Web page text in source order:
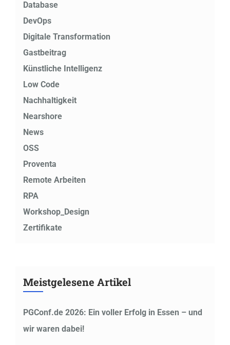
Database
DevOps
Digitale Transformation
Gastbeitrag
Künstliche Intelligenz
Low Code
Nachhaltigkeit
Nearshore
News
OSS
Proventa
Remote Arbeiten
RPA
Workshop_Design
Zertifikate
Meistgelesene Artikel
PGConf.de 2026: Ein voller Erfolg in Essen – und
wir waren dabei!